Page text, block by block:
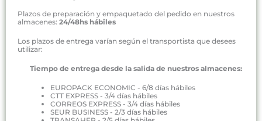
Plazos de preparación y empaquetado del pedido en nuestros
almacenes: 24/48hs hábiles
Los plazos de entrega varían según el transportista que desees
utilizar:
Tiempo de entrega desde la salida de nuestros almacenes:
EUROPACK ECONOMIC - 6/8 días hábiles
CTT EXPRESS - 3/4 días hábiles
CORREOS EXPRESS - 3/4 días hábiles
SEUR BUSINESS - 2/3 días hábiles